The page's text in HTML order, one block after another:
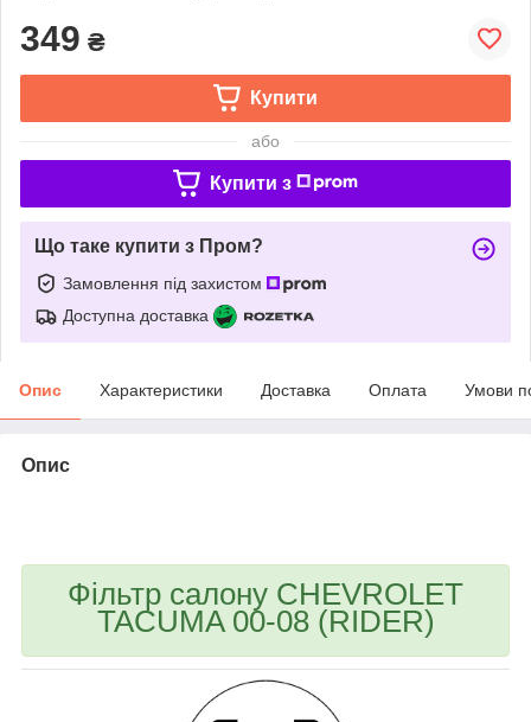
349 ₴
Купити
або
Купити з
Що таке купити з Пром?
Замовлення під захистом
Доступна доставка
Опис Характеристики Доставка Оплата Умови
Опис
Фільтр салону CHEVROLET
TACUMA 00-08 (RIDER)